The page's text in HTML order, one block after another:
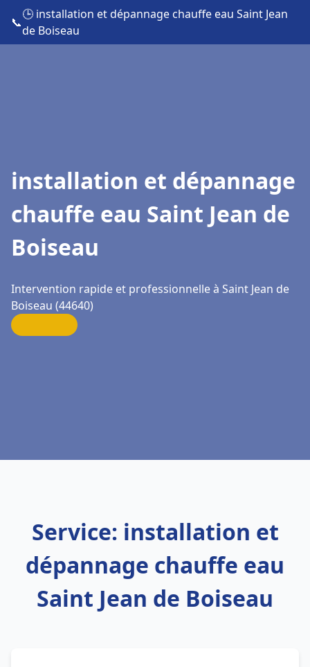
📞
🕒 installation et dépannage chauffe eau Saint Jean
de Boiseau
installation et dépannage
chauffe eau Saint Jean de
Boiseau
Intervention rapide et professionnelle à Saint Jean de
Boiseau (44640)
Service: installation et
dépannage chauffe eau
Saint Jean de Boiseau